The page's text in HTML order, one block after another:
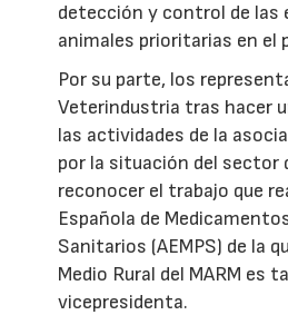
detección y control de las
animales prioritarias en el
Por su parte, los
Veterindustria tras hacer
las actividades de la
por la situación del sector
reconocer el trabajo que
Española de
Sanitarios (AEMPS) de la
Medio Rural del MARM es
vicepresidenta.